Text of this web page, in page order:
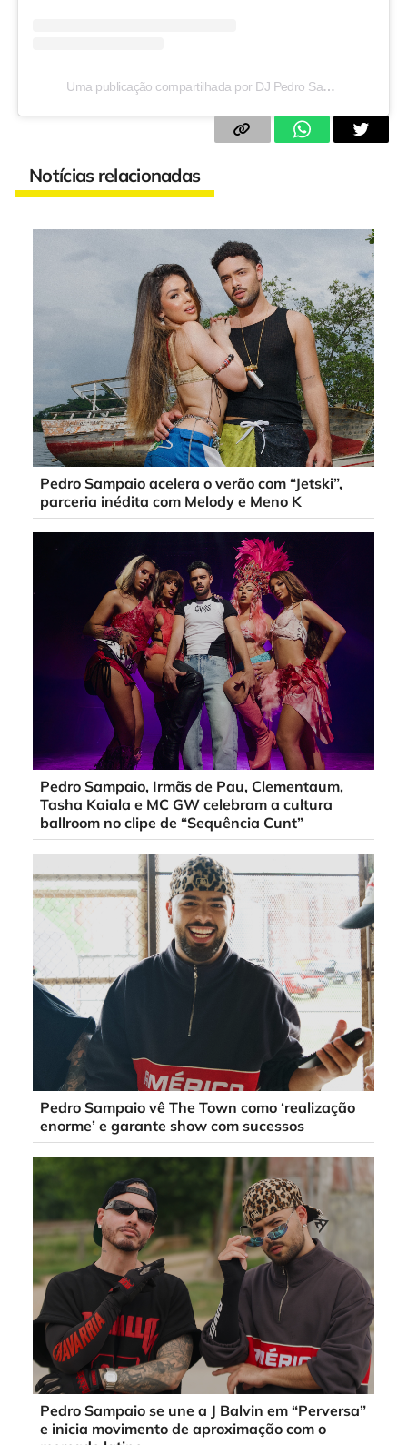
Uma publicação compartilhada por DJ Pedro Sampaio (@pedrosampaio)
Notícias relacionadas
Pedro Sampaio acelera o verão com “Jetski”,
parceria inédita com Melody e Meno K
Pedro Sampaio, Irmãs de Pau, Clementaum,
Tasha Kaiala e MC GW celebram a cultura
ballroom no clipe de “Sequência Cunt”
Pedro Sampaio vê The Town como ‘realização
enorme’ e garante show com sucessos
Pedro Sampaio se une a J Balvin em “Perversa”
e inicia movimento de aproximação com o